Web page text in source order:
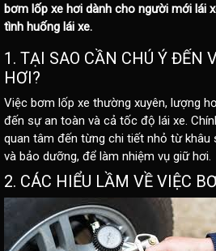
bơm lốp xe hơi dành cho người mới lái
tình huống lái xe.
1. TẠI SAO CẦN CHÚ Ý ĐẾN
HƠI?
Việc bơm lốp xe thường xuyên, lượng
đến sự an toàn và cả tốc độ lái xe.
quan tâm đến từng chi tiết nhỏ từ khâu
và bảo dưỡng, để làm nhiệm vụ giữ hơi.
2. CÁC HIỂU LẦM VỀ VIỆC